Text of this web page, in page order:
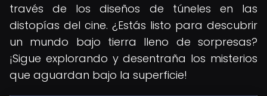
través de los diseños de túneles en las
distopías del cine. ¿Estás listo para descubrir
un mundo bajo tierra lleno de sorpresas?
¡Sigue explorando y desentraña los misterios
que aguardan bajo la superficie!